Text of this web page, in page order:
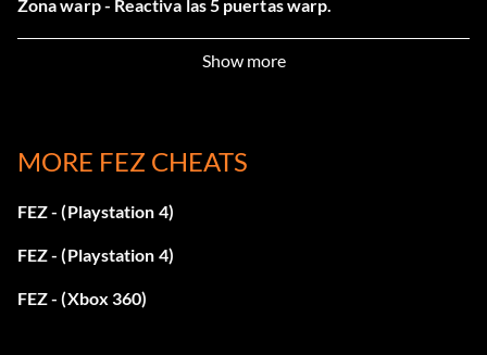
Zona warp - Reactiva las 5 puertas warp.
Show more
MORE FEZ CHEATS
FEZ - (Playstation 4)
FEZ - (Playstation 4)
FEZ - (Xbox 360)